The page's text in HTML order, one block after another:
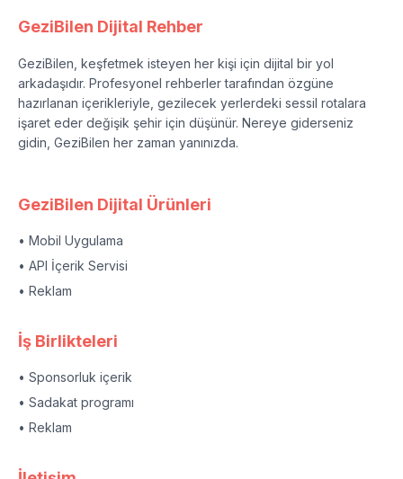
GeziBilen Dijital Rehber
GeziBilen, keşfetmek isteyen her kişi için dijital bir yol
arkadaşıdır. Profesyonel rehberler tarafından özgüne
hazırlanan içerikleriyle, gezilecek yerlerdeki sessil rotalara
işaret eder değişik şehir için düşünür. Nereye giderseniz
gidin, GeziBilen her zaman yanınızda.
GeziBilen Dijital Ürünleri
• Mobil Uygulama
• API İçerik Servisi
• Reklam
İş Birlikteleri
• Sponsorluk içerik
• Sadakat programı
• Reklam